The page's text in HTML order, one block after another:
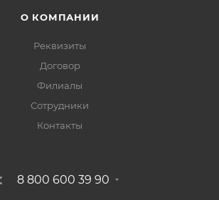
О КОМПАНИИ
Реквизиты
Договор
Филиалы
Сотрудники
Контакты
8 800 600 39 90